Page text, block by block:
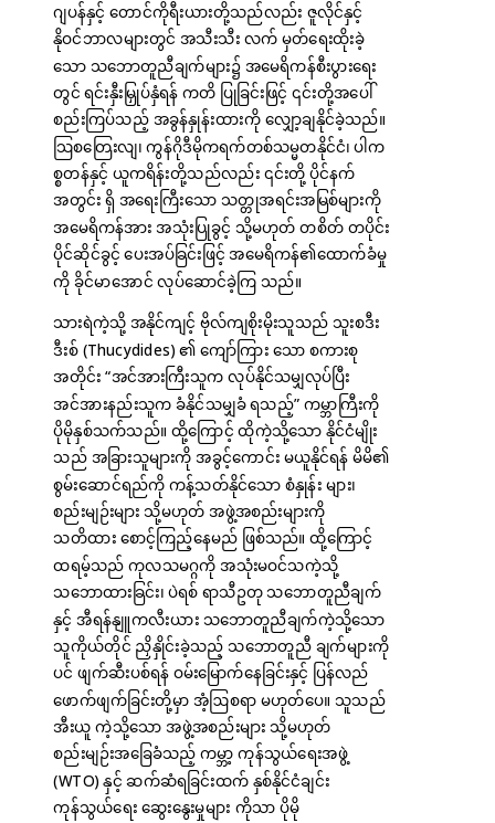
ဂျပန်နှင့် တောင်ကိုရီးယားတို့သည်လည်း ဇူလိုင်နှင့်
နိုဝင်ဘာလများတွင် အသီးသီး လက် မှတ်ရေးထိုးခဲ့
သော သဘောတူညီချက်များ၌ အမေရိကန်စီးပွားရေး
တွင် ရင်းနှီးမြှုပ်နှံရန် ကတိ ပြုခြင်းဖြင့် ၎င်းတို့အပေါ်
စည်းကြပ်သည့် အခွန်နှုန်းထားကို လျှော့ချနိုင်ခဲ့သည်။
သြစတြေးလျ၊ ကွန်ဂိုဒီမိုကရက်တစ်သမ္မတနိုင်ငံ၊ ပါက
စ္စတန်နှင့် ယူကရိန်းတို့သည်လည်း ၎င်းတို့ ပိုင်နက်
အတွင်း ရှိ အရေးကြီးသော သတ္တုအရင်းအမြစ်များကို
အမေရိကန်အား အသုံးပြုခွင့် သို့မဟုတ် တစိတ် တပိုင်း
ပိုင်ဆိုင်ခွင့် ပေးအပ်ခြင်းဖြင့် အမေရိကန်၏ထောက်ခံမှု
ကို ခိုင်မာအောင် လုပ်ဆောင်ခဲ့ကြ သည်။
သားရဲကဲ့သို့ အနိုင်ကျင့် ဗိုလ်ကျစိုးမိုးသူသည် သူးစဒီး
ဒီးစ် (Thucydides) ၏ ကျော်ကြား သော စကားစု
အတိုင်း “အင်အားကြီးသူက လုပ်နိုင်သမျှလုပ်ပြီး
အင်အားနည်းသူက ခံနိုင်သမျှခံ ရသည့်” ကမ္ဘာကြီးကို
ပိုမိုနှစ်သက်သည်။ ထို့ကြောင့် ထိုကဲ့သို့သော နိုင်ငံမျိုး
သည် အခြားသူများကို အခွင့်ကောင်း မယူနိုင်ရန် မိမိ၏
စွမ်းဆောင်ရည်ကို ကန့်သတ်နိုင်သော စံနှုန်း များ၊
စည်းမျဉ်းများ သို့မဟုတ် အဖွဲ့အစည်းများကို
သတိထား စောင့်ကြည့်နေမည် ဖြစ်သည်။ ထို့ကြောင့်
ထရမ့်သည် ကုလသမဂ္ဂကို အသုံးမဝင်သကဲ့သို့
သဘောထားခြင်း၊ ပဲရစ် ရာသီဥတု သဘောတူညီချက်
နှင့် အီရန်နျူကလီးယား သဘောတူညီချက်ကဲ့သို့သော
သူကိုယ်တိုင် ညှိနှိုင်းခဲ့သည့် သဘောတူညီ ချက်များကို
ပင် ဖျက်ဆီးပစ်ရန် ဝမ်းမြောက်နေခြင်းနှင့် ပြန်လည်
ဖောက်ဖျက်ခြင်းတို့မှာ အံ့ဩစရာ မဟုတ်ပေ။ သူသည်
အီးယူ ကဲ့သို့သော အဖွဲ့အစည်းများ သို့မဟုတ်
စည်းမျဉ်းအခြေခံသည့် ကမ္ဘာ့ ကုန်သွယ်ရေးအဖွဲ့
(WTO) နှင့် ဆက်ဆံရခြင်းထက် နှစ်နိုင်ငံချင်း
ကုန်သွယ်ရေး ဆွေးနွေးမှုများ ကိုသာ ပိုမို